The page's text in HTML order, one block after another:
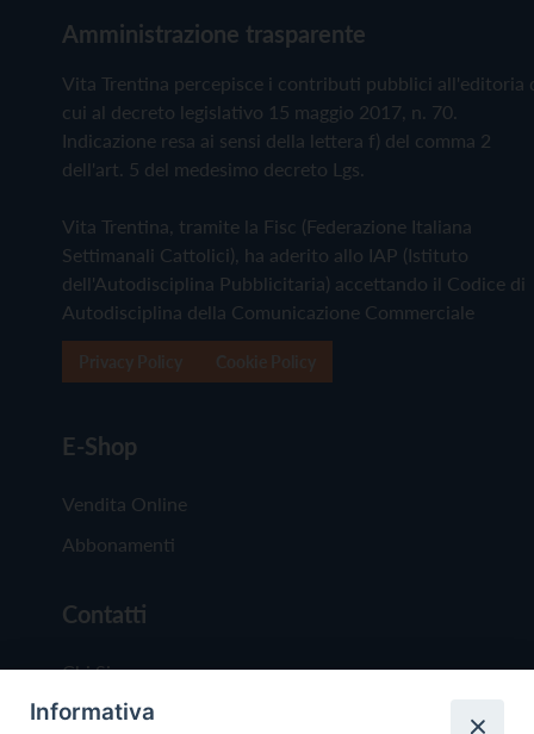
Amministrazione trasparente
Vita Trentina percepisce i contributi pubblici all'editoria
cui al decreto legislativo 15 maggio 2017, n. 70.
Indicazione resa ai sensi della lettera f) del comma 2
dell'art. 5 del medesimo decreto Lgs.
Vita Trentina, tramite la Fisc (Federazione Italiana
Settimanali Cattolici), ha aderito allo IAP (Istituto
dell'Autodisciplina Pubblicitaria) accettando il Codice di
Autodisciplina della Comunicazione Commerciale
E-Shop
Vendita Online
Abbonamenti
Contatti
Chi Siamo
Redazione
Informativa